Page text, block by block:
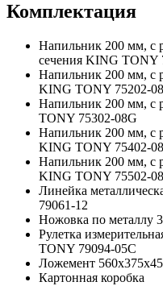
Комплектация
Напильник 200 мм, с
сечения KING TONY
Напильник 200 мм, с
KING TONY 75202-
Напильник 200 мм, с
TONY 75302-08G
Напильник 200 мм, с
KING TONY 75402-
Напильник 200 мм, с
KING TONY 75502-
Линейка
79061-12
Ножовка по металлу
Рулетка
TONY 79094-05C
Ложемент
Картонная коробка